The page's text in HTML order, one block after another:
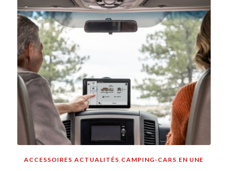
ACCESSOIRES ,ACTUALITÉS CAMPING-CARS EN UNE